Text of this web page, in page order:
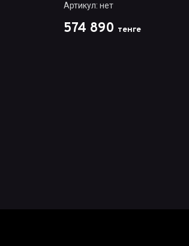
Артикул: нет
574 890 тенге